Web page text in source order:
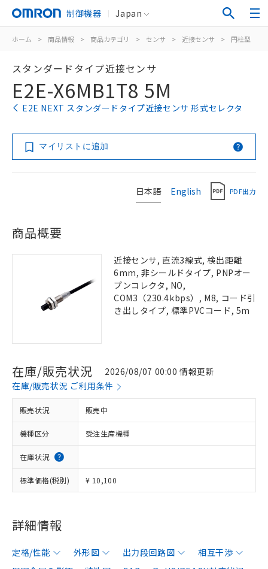
制御機器 Japan
ホーム > 商品情報 > 商品カテゴリ > センサ > 近接センサ > 円柱型
スタンダードタイプ近接センサ
E2E-X6MB1T8 5M
E2E NEXT スタンダードタイプ近接センサ 形式セレクタ
マイリストに追加
日本語 English PDF出力
商品概要
近接センサ, 直流3線式, 検出距離
6mm, 非シールドタイプ, PNPオー
プンコレクタ, NO,
COM3（230.4kbps）, M8, コード引
き出しタイプ, 標準PVCコード, 5m
在庫/販売状況
2026/08/07 00:00 情報更新
在庫/販売状況 ご利用条件
販売状況 販売中
機種区分 受注生産機種
在庫状況
標準価格(税別) ¥ 10,100
詳細情報
定格/性能 外形図 出力段回路図
相互干渉